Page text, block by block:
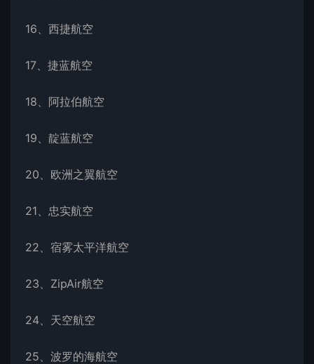
16、西捷航空
17、捷蓝航空
18、阿拉伯航空
19、靛蓝航空
20、欧洲之翼航空
21、忠实航空
22、宿雾太平洋航空
23、ZipAir航空
24、天空航空
25、波罗的海航空